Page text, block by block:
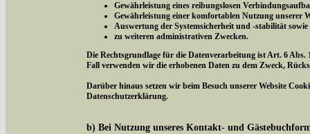
Gewährleistung eines reibungslosen
Gewährleistung einer komfortablen Nutzung unserer
Auswertung der Systemsicherheit und -stabilität sowie
zu weiteren administrativen Zwecken.
Die Rechtsgrundlage für die Datenverarbeitung ist Art. 6 Abs.
Fall verwenden wir die erhobenen Daten zu dem Zweck,
Darüber hinaus setzen wir beim Besuch unserer Website
Datenschutzerklärung.
b) Bei Nutzung unseres Kontakt- und